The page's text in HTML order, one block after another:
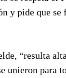
y pide que se
“resulta
unieron para